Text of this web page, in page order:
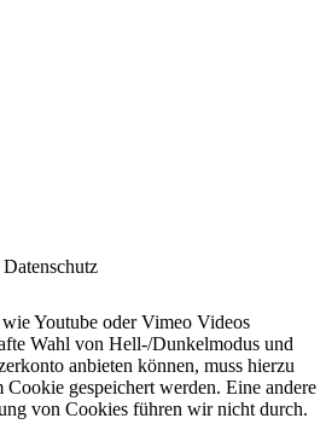
Youtube oder Vimeo Videos
Wahl von Hell-/Dunkelmodus und
anbieten können, muss hierzu
gespeichert werden. Eine andere
von Cookies führen wir nicht durch.